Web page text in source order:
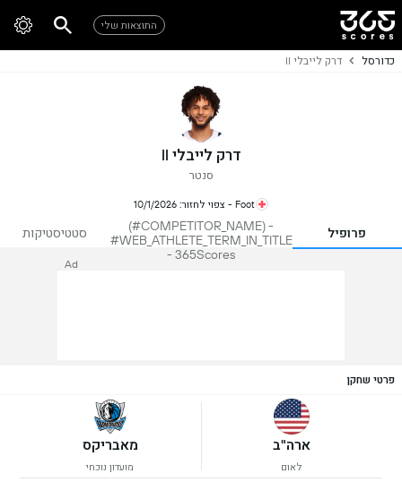
התוצאות שלי
כדורסל דרק לייבלי II
דרק לייבלי II
סנטר
Foot - צפוי לחזור: 10/1/2026
פרופיל
#ATHLETE_NAME
(#COMPETITOR_NAME) -
#WEB_ATHLETE_TERM_IN_TITLE
- 365Scores
סטטיסטיקות
Ad
פרטי שחקן
ארה"ב
לאום
מאבריקס
מועדון נוכחי